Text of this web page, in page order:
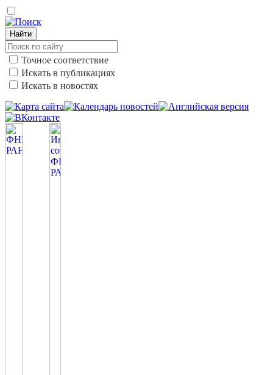
Найти
Точное соответствие
Искать в публикациях
Искать в новостях